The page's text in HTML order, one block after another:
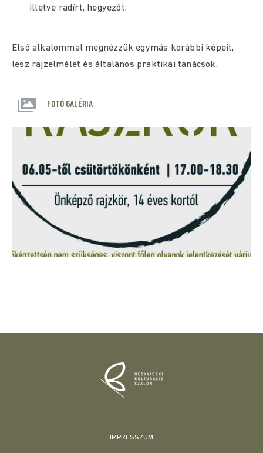
illetve radírt, hegyezőt;
Első alkalommal megnézzük egymás korábbi képeit,
lesz rajzelmélet és általános praktikai tanácsok.
FOTÓ GALÉRIA
IMPRESSZUM